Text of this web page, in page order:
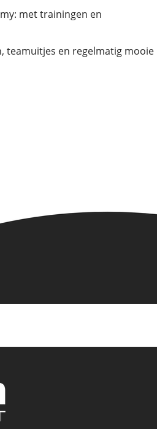
met trainingen en
teamuitjes en regelmatig mooie